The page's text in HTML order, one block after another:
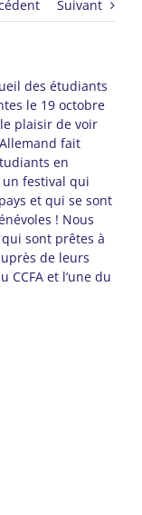
Suivant
des étudiants
le 19 octobre
le plaisir de voir
fait
en
un festival qui
et qui se sont
! Nous
sont prêtes à
de leurs
et l’une du